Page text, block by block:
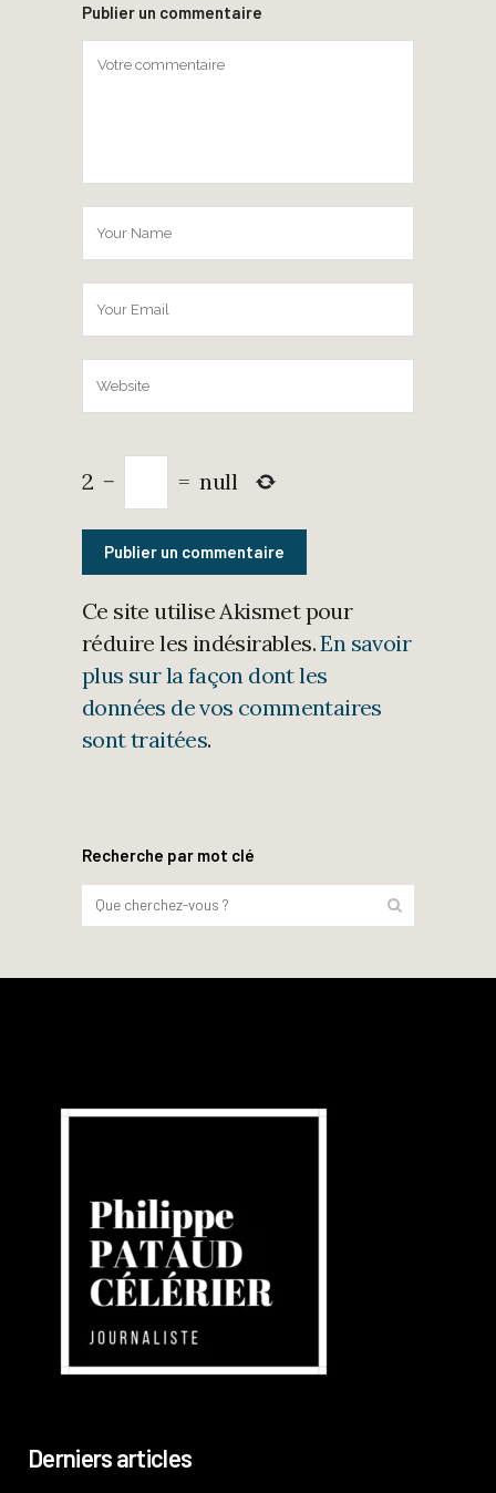
Publier un commentaire
2 − = null
Ce site utilise Akismet pour
réduire les indésirables.En savoir
plus sur la façon dont les
données de vos commentaires
sont traitées.
Recherche par mot clé
Derniers articles